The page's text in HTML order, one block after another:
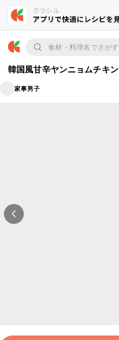
韓国風甘辛ヤンニョムチキン
家事男子